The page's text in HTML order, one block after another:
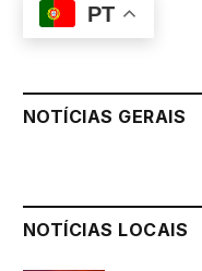
PT
NOTÍCIAS GERAIS
NOTÍCIAS LOCAIS